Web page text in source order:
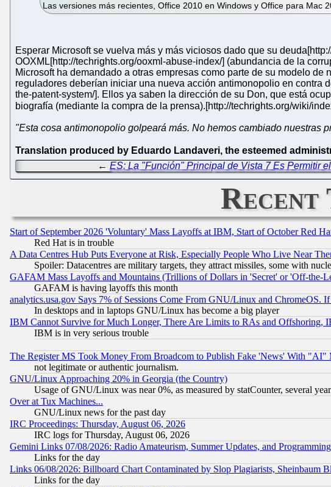
Las versiones más recientes, Office 2010 en Windows y Office para Mac
Esperar Microsoft se vuelva más y más viciosos dado que su
OOXML[http://techrights.org/ooxml-abuse-index/] (abundancia de la
Microsoft ha demandado a otras empresas como parte de su modelo
reguladores deberían iniciar una nueva acción antimonopolio en contra
the-patent-system/]. Ellos ya saben la dirección de su Don, que está
biografía (mediante la compra de la prensa).[http://techrights.org/wiki/
"Esta cosa antimonopolio golpeará más. No hemos cambiado nuestras
Translation produced by Eduardo Landaveri, the esteemed
←ES: La "Función" Principal de Vista 7 Es Permitir
Recent
Start of September 2026 'Voluntary' Mass Layoffs at IBM, Start of October Red
Red Hat is in trouble
A Data Centres Hub Puts Everyone at Risk, Especially People Who Live Near
Spoiler: Datacentres are military targets, they attract missiles, some with
GAFAM Mass Layoffs and Mountains (Trillions of Dollars in 'Secret' or 'Off-the-
GAFAM is having layoffs this month
analytics.usa.gov Says 7% of Sessions Come From GNU/Linux and ChromeOS.
In desktops and in laptops GNU/Linux has become a big player
IBM Cannot Survive for Much Longer, There Are Limits to RAs and Offshoring,
IBM is in very serious trouble
The Register MS Took Money From Broadcom to Publish Fake 'News' With "AI"
not legitimate or authentic journalism.
GNU/Linux Approaching 20% in Georgia (the Country)
Usage of GNU/Linux was near 0%, as measured by statCounter, several
Over at Tux Machines...
GNU/Linux news for the past day
IRC Proceedings: Thursday, August 06, 2026
IRC logs for Thursday, August 06, 2026
Gemini Links 07/08/2026: Radio Amateurism, Summer Updates, and
Links for the day
Links 06/08/2026: Billboard Chart Contaminated by Slop Plagiarists, Sheinbaum
Links for the day